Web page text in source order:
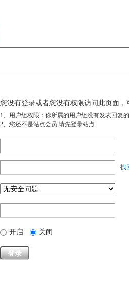
您没有登录或者您没有权限访问此页面
1、用户组权限：你所属的用户组没有发表回复
2、您还不是站点会员,请先登录站点
找
开启 关闭
登录